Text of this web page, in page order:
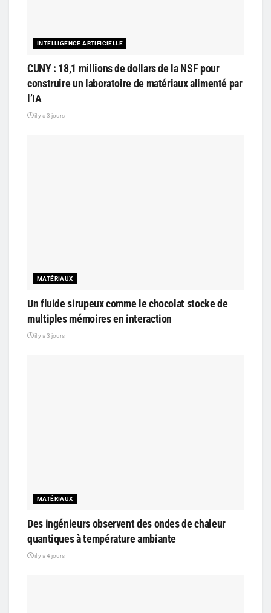
INTELLIGENCE ARTIFICIELLE
CUNY : 18,1 millions de dollars de la NSF pour
construire un laboratoire de matériaux alimenté par
l’IA
il y a 3 jours
MATÉRIAUX
Un fluide sirupeux comme le chocolat stocke de
multiples mémoires en interaction
il y a 3 jours
MATÉRIAUX
Des ingénieurs observent des ondes de chaleur
quantiques à température ambiante
il y a 4 jours